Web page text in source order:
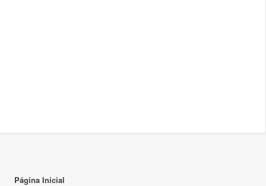
Página Inicial